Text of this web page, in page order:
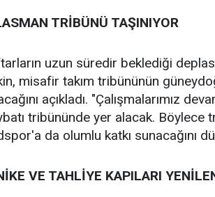
TRİBÜNÜ TAŞINIYOR
uzun süredir beklediği
misafir takım tribününün
açıkladı. "Çalışmalarımız
tribününde yer alacak. Böylece
da olumlu katkı sunacağını
VE TAHLİYE KAPILARI